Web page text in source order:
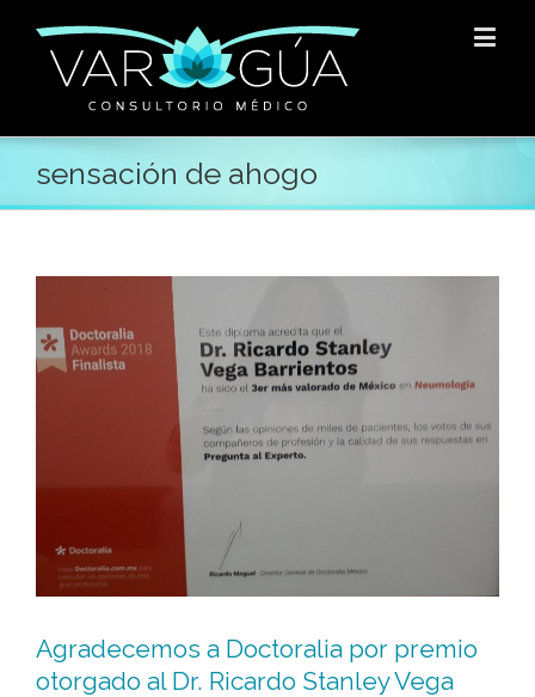
sensación de ahogo
Agradecemos a Doctoralia por premio
otorgado al Dr. Ricardo Stanley Vega